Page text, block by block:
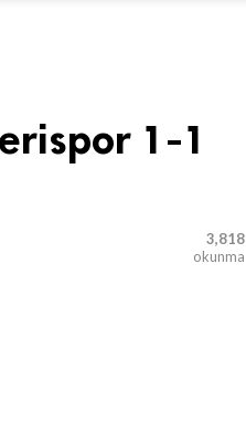
1-1
3,818
okunma